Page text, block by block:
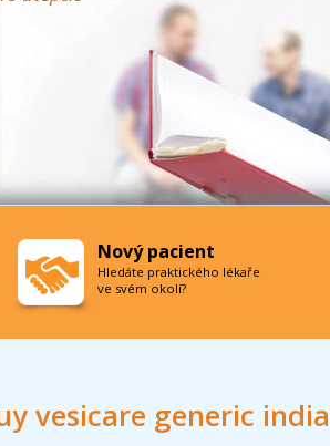
vesicare generic india
Nový pacient
Hledáte praktického lékaře
ve svém okolí?